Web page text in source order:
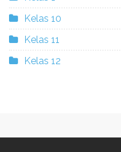
Kelas 10
Kelas 11
Kelas 12